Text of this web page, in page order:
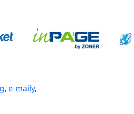
, e-maily,